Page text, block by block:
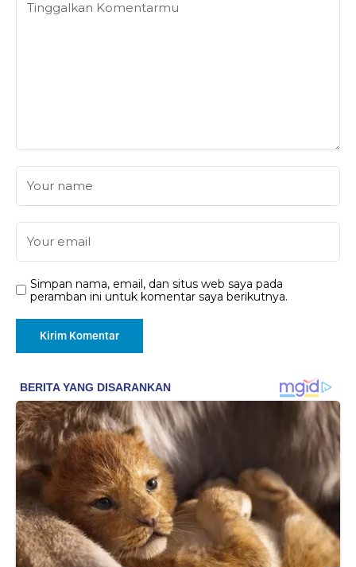
Simpan nama, email, dan situs web saya pada
peramban ini untuk komentar saya berikutnya.